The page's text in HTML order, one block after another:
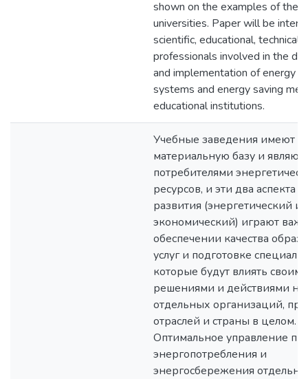
shown on the examples of the
universities. Paper will be
scientific, educational, technical
professionals involved in the
and implementation of energy
systems and energy saving
educational institutions.
Учебные заведения имеют
материальную базу и
потребителями
ресурсов, и эти два аспекта
развития (энергетический и
экономический) играют
обеспечении качества
услуг и подготовке
которые будут влиять своими
решениями и действиями на
отдельных организаций,
отраслей и страны в целом.
Оптимальное управление
энергопотребления и
энергосбережения